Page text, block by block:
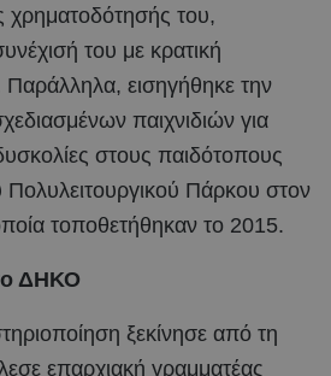
χρηματοδότησής του,
του με κρατική
εισηγήθηκε την
παιχνιδιών για
στους παιδότοπους
Πάρκου στον
τοποθετήθηκαν το 2015.
ΔΗΚΟ
ξεκίνησε από τη
επαρχιακή γραμματέας